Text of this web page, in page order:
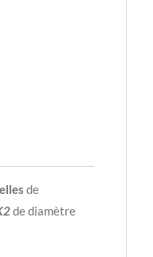
de
de diamètre